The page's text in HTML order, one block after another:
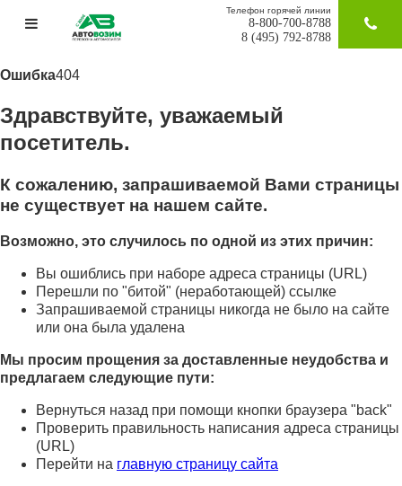
Телефон горячей линии
8-800-700-8788
8 (495) 792-8788
Ошибка404
Здравствуйте, уважаемый
посетитель.
К сожалению, запрашиваемой Вами страницы
не существует на нашем сайте.
Возможно, это случилось по одной из этих причин:
Вы ошиблись при наборе адреса страницы (URL)
Перешли по "битой" (неработающей) ссылке
Запрашиваемой страницы никогда не было на сайте
или она была удалена
Мы просим прощения за доставленные неудобства и
предлагаем следующие пути:
Вернуться назад при помощи кнопки браузера "back"
Проверить правильность написания адреса страницы
(URL)
Перейти на главную страницу сайта